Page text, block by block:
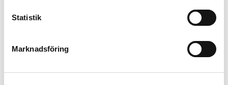
Statistik
Marknadsföring
Foto: Andreas L Eriksson / Bildbyrån / kod AE / Cop 106